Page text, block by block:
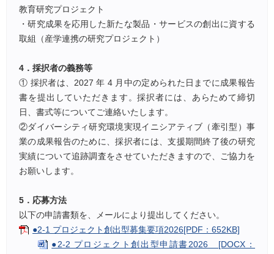
教育研究プロジェクト
・研究成果を応用した新たな製品・サービスの創出に資する
取組（産学連携の研究プロジェクト）
4．採択者の義務等
① 採択者は、2027 年 4 月中の定められた日までに成果報告
書を提出していただきます。採択者には、あらためて締切
日、書式等についてご連絡いたします。
②ダイバーシティ研究環境実現イニシアティブ（牽引型）事
業の成果報告のために、採択者には、支援期間終了後の研究
実績について追跡調査をさせていただきますので、ご協力を
お願いします。
5．応募方法
以下の申請書類を、メールにより提出してください。
●2-1 プロジェクト創出型募集要項2026[PDF：652KB]
●2-2 プロジェクト創出型申請書2026 [DOCX：